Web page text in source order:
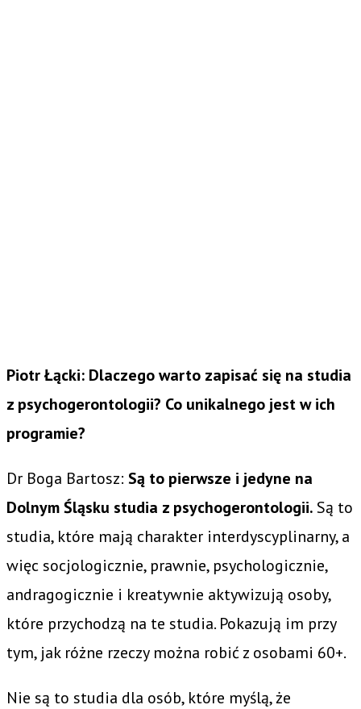
Piotr Łącki: Dlaczego warto zapisać się na studia
z psychogerontologii? Co unikalnego jest w ich
programie?
Dr Boga Bartosz: Są to pierwsze i jedyne na
Dolnym Śląsku studia z psychogerontologii.Są to
studia, które mają charakter interdyscyplinarny, a
więc socjologicznie, prawnie, psychologicznie,
andragogicznie i kreatywnie aktywizują osoby,
które przychodzą na te studia. Pokazują im przy
tym, jak różne rzeczy można robić z osobami 60+.
Nie są to studia dla osób, które myślą, że